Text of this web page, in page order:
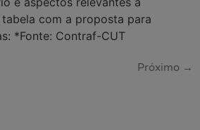
com a proposta para
*Fonte: Contraf-CUT
Próximo →